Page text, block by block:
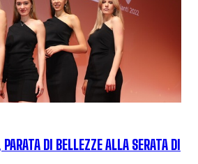
DI BELLEZZE ALLA SERATA DI